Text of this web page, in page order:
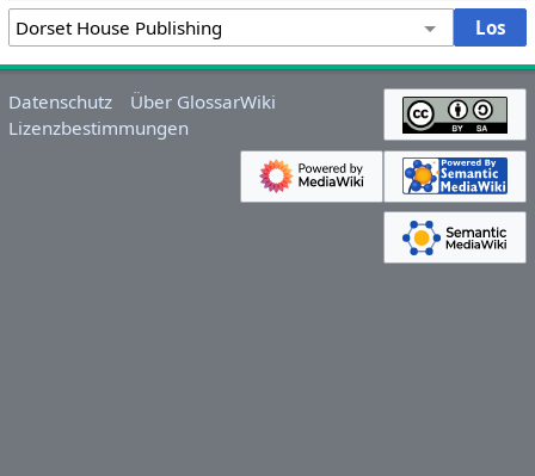
Datenschutz
Über GlossarWiki
Lizenzbestimmungen